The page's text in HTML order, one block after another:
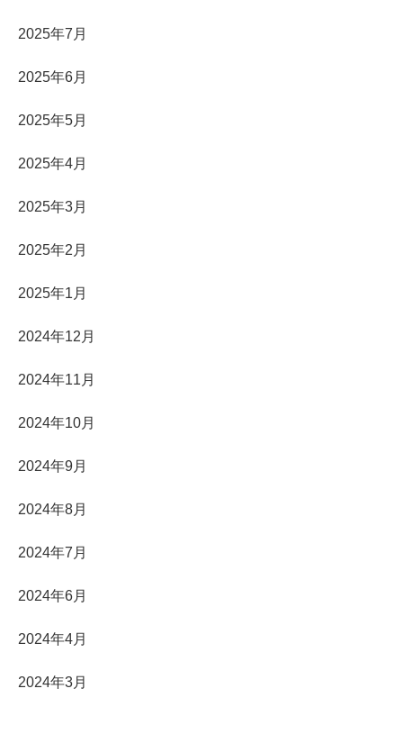
2025年7月
2025年6月
2025年5月
2025年4月
2025年3月
2025年2月
2025年1月
2024年12月
2024年11月
2024年10月
2024年9月
2024年8月
2024年7月
2024年6月
2024年4月
2024年3月